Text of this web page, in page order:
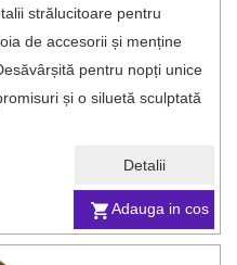
Adauga in cos
Detalii
strălucitoare pentru
de accesorii și menține
pentru nopți unice
și o siluetă sculptată